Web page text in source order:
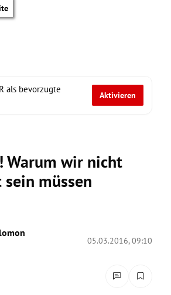
als bevorzugte
Aktivieren
Warum wir nicht
müssen
05.03.2016, 09:10